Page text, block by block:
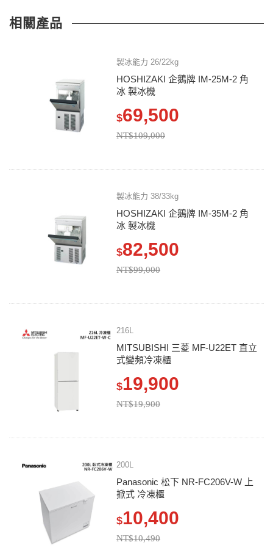
相關產品
製冰能力 26/22kg
HOSHIZAKI 企鵝牌 IM-25M-2 角
冰 製冰機
$69,500
NT$109,000
製冰能力 38/33kg
HOSHIZAKI 企鵝牌 IM-35M-2 角
冰 製冰機
$82,500
NT$99,000
216L
MITSUBISHI 三菱 MF-U22ET 直立
式變頻冷凍櫃
$19,900
NT$19,900
200L
Panasonic 松下 NR-FC206V-W 上
掀式 冷凍櫃
$10,400
NT$10,490